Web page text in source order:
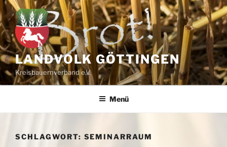
Zum
Inhalt
springen
LANDVOLK GÖTTINGEN
Kreisbauernverband e.V.
Menü
SCHLAGWORT: SEMINARRAUM